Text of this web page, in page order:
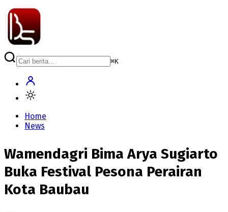
⌘K
Home
News
Wamendagri Bima Arya Sugiarto
Buka Festival Pesona Perairan
Kota Baubau